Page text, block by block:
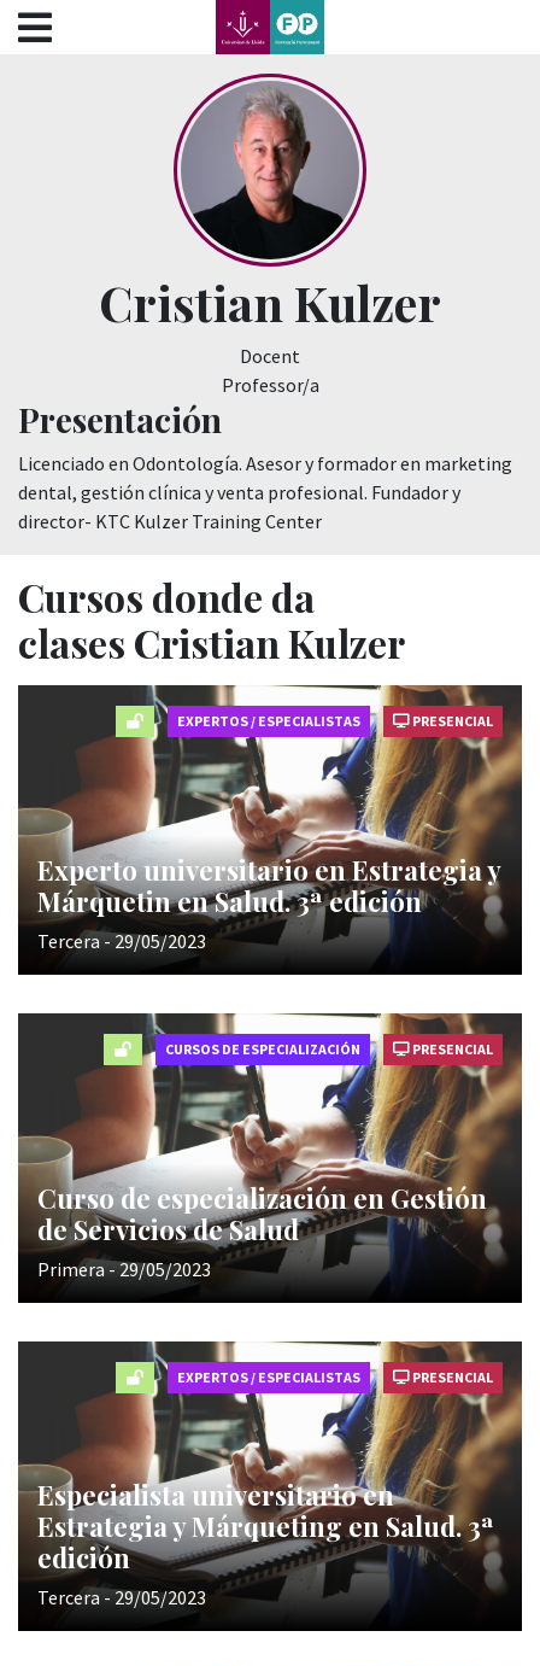
???label.access.jump.content???
???label.access.jump.header???
???label.access.jump.footer???
???label.access.jump.menu???
Cristian Kulzer
Docent
Professor/a
Presentación
Licenciado en Odontología. Asesor y formador en marketing
dental, gestión clínica y venta profesional. Fundador y
director- KTC Kulzer Training Center
Cursos donde da
clases Cristian Kulzer
EXPERTOS / ESPECIALISTAS PRESENCIAL
Experto universitario en Estrategia y
Márquetin en Salud. 3ª edición
Tercera - 29/05/2023
CURSOS DE ESPECIALIZACIÓN PRESENCIAL
Curso de especialización en Gestión
de Servicios de Salud
Primera - 29/05/2023
EXPERTOS / ESPECIALISTAS PRESENCIAL
Especialista universitario en
Estrategia y Márqueting en Salud. 3ª
edición
Tercera - 29/05/2023